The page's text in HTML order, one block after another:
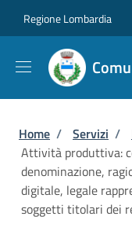
Regione Lombardia
Briciole di
Home / Servizi /
Attività produttiva:
denominazione,
digitale, legale
soggetti titolari dei